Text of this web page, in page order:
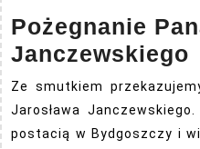
Pożegnanie
Janczewskiego
Ze smutkiem
Jarosława
postacią w Bydgoszczy i